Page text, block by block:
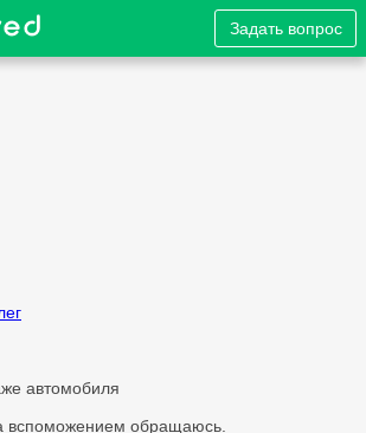
Задать вопрос
автомобиля
вспоможением обращаюсь.